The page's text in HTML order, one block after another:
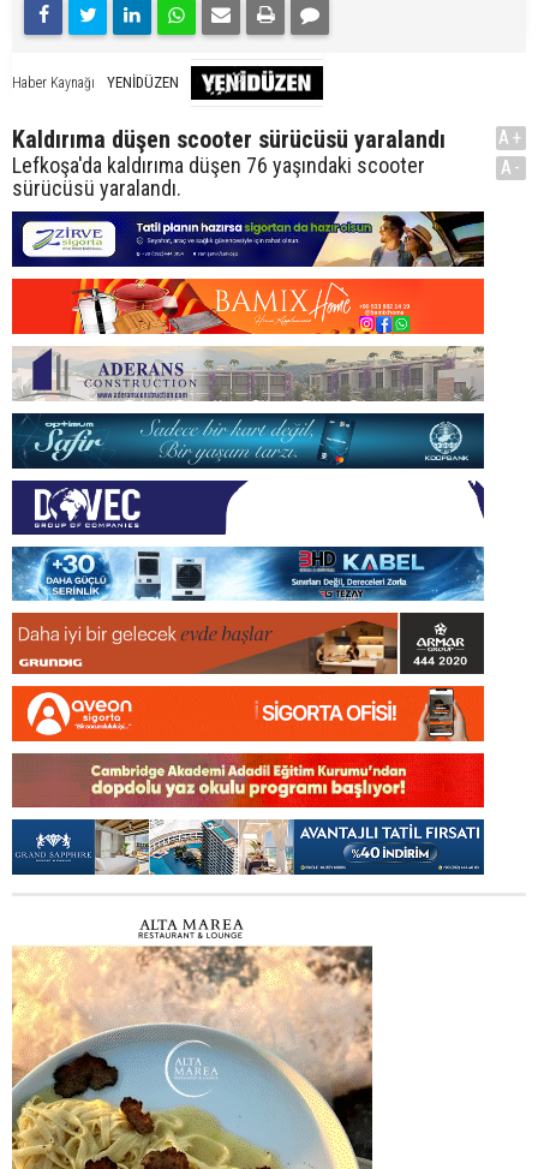
Haber Kaynağı YENİDÜZEN
Kaldırıma düşen scooter sürücüsü yaralandı
Lefkoşa'da kaldırıma düşen 76 yaşındaki scooter
sürücüsü yaralandı.
A+
A-